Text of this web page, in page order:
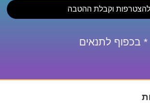
להצטרפות וקבלת ההטבה
* בכפוף לתנאים